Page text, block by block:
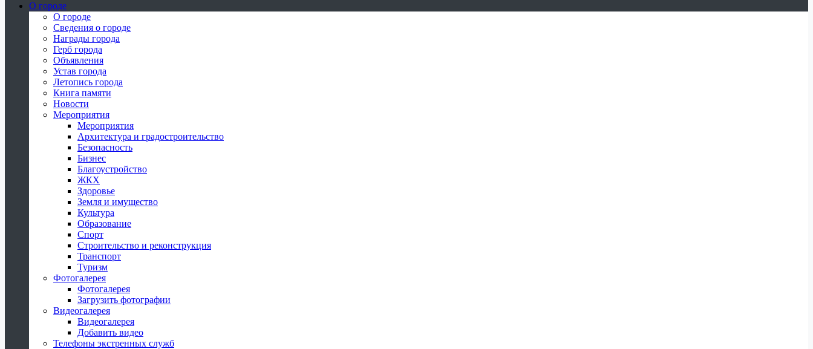
О городе
О городе
Сведения о городе
Награды города
Герб города
Объявления
Устав города
Летопись города
Книга памяти
Новости
Мероприятия
Мероприятия
Архитектура и градостроительство
Безопасность
Бизнес
Благоустройство
ЖКХ
Здоровье
Земля и имущество
Культура
Образование
Спорт
Строительство и реконструкция
Транспорт
Туризм
Фотогалерея
Фотогалерея
Загрузить фотографии
Видеогалерея
Видеогалерея
Добавить видео
Телефоны экстренных служб